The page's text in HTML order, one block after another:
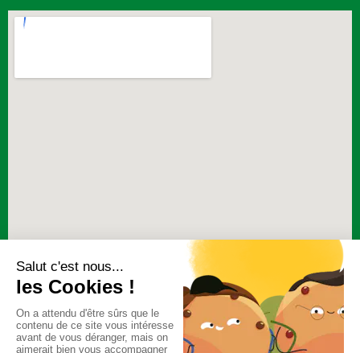
BESOIN D'INFORMATIONS ?
05 53 68 05 68